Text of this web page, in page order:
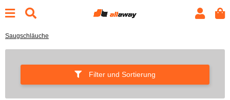
Saugschläuche
Filter und Sortierung